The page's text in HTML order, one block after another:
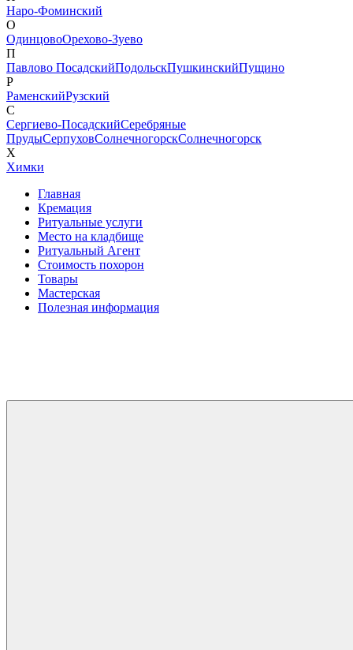
Наро-Фоминский
О
ОдинцовоОрехово-Зуево
П
Павлово ПосадскийПодольскПушкинскийПущино
Р
РаменскийРузский
С
Сергиево-ПосадскийСеребряные
ПрудыСерпуховСолнечногорскСолнечногорск
Х
Химки
Главная
Кремация
Ритуальные услуги
Место на кладбище
Ритуальный Агент
Стоимость похорон
Товары
Мастерская
Полезная информация